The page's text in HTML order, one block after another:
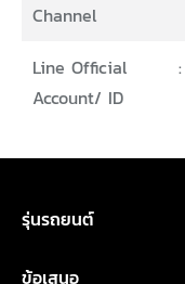
Channel
Line Official
Account/ ID
:
รุ่นรถยนต์
ข้อเสนอ